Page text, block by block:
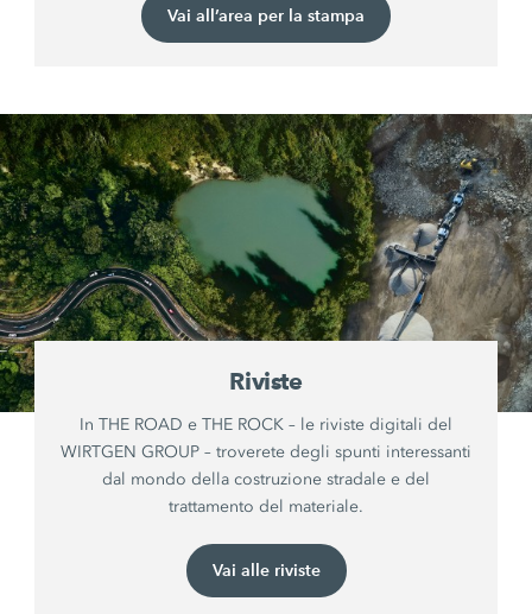
Vai all’area per la stampa
Riviste
In THE ROAD e THE ROCK – le riviste digitali del
WIRTGEN GROUP – troverete degli spunti interessanti
dal mondo della costruzione stradale e del
trattamento del materiale.
Vai alle riviste